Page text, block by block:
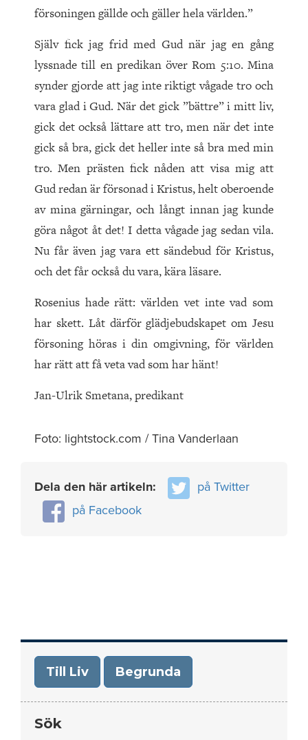
försoningen gällde och gäller hela världen.”
Själv fick jag frid med Gud när jag en gång
lyssnade till en predikan över Rom 5:10. Mina
synder gjorde att jag inte riktigt vågade tro och
vara glad i Gud. När det gick ”bättre” i mitt liv,
gick det också lättare att tro, men när det inte
gick så bra, gick det heller inte så bra med min
tro. Men prästen fick nåden att visa mig att
Gud redan är försonad i Kristus, helt oberoende
av mina gärningar, och långt innan jag kunde
göra något åt det! I detta vågade jag sedan vila.
Nu får även jag vara ett sändebud för Kristus,
och det får också du vara, kära läsare.
Rosenius hade rätt: världen vet inte vad som
har skett. Låt därför glädjebudskapet om Jesu
försoning höras i din omgivning, för världen
har rätt att få veta vad som har hänt!
Jan-Ulrik Smetana, predikant
Foto: lightstock.com / Tina Vanderlaan
Dela den här artikeln:
på Twitter
på Facebook
Till Liv Begrunda
Sök